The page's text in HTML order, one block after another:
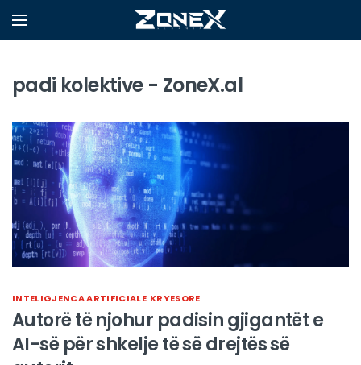
padi kolektive - ZoneX.al
INTELIGJENCA ARTIFICIALE KRYESORE
Autorë të njohur padisin gjigantët e
AI-së për shkelje të së drejtës së